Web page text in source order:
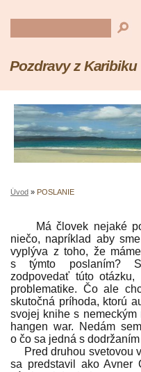
Pozdravy z Karibiku
Úvod » POSLANIE
Má človek nejaké
niečo, napríklad aby
vyplýva z toho, že
s týmto poslaním?
zodpovedať túto
problematike. Čo ale
skutočná príhoda, ktorú
svojej knihe s nemeckým
hangen war. Nedám
o čo sa jedná s dodržaním
Pred druhou svetovou
sa predstavil ako Avner